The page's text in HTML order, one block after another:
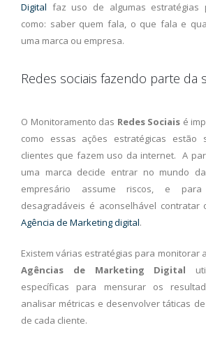
Digital faz uso de algumas estratégias
como: saber quem fala, o que fala e
uma marca ou empresa.
Redes sociais fazendo parte da
O Monitoramento das Redes Sociais é
como essas ações estratégicas estão
clientes que fazem uso da internet. A
uma marca decide entrar no mundo
empresário assume riscos, e
desagradáveis é aconselhável contratar
Agência de Marketing digital.
Existem várias estratégias para monitorar
Agências de Marketing Digital
específicas para mensurar os
analisar métricas e desenvolver táticas
de cada cliente.